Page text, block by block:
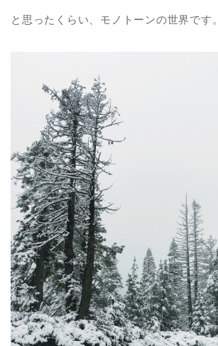
と思ったくらい、モノトーンの世界です。